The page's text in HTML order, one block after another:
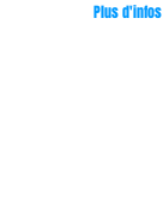
Plus d'infos